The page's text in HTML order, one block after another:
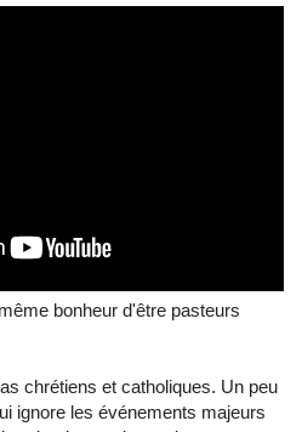
bonheur d'être pasteurs
chrétiens et catholiques. Un peu
ignore les événements majeurs